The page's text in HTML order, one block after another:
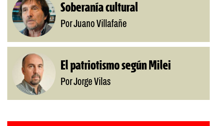
Soberanía cultural
Por Juano Villafañe
El patriotismo según Milei
Por Jorge Vilas